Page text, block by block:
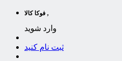
فوکا کالا ,
وارد شوید
ثبت نام کنید